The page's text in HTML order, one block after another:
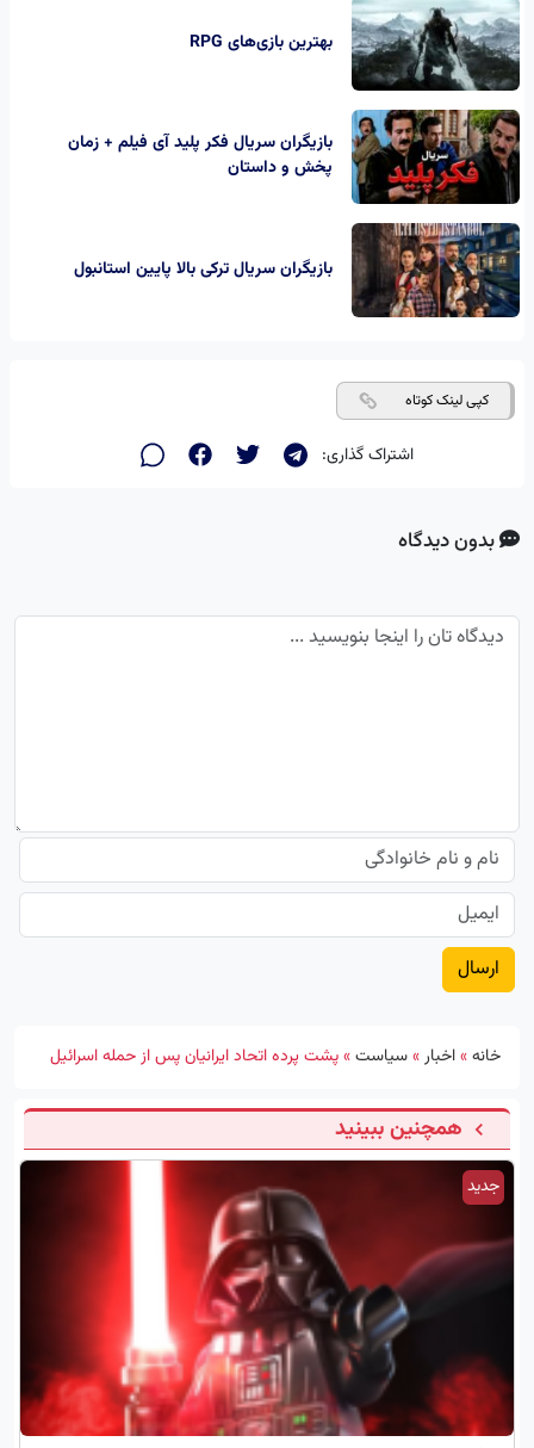
بهترین بازی‌های RPG
بازیگران سریال فکر پلید آی فیلم + زمان
پخش و داستان
بازیگران سریال ترکی بالا پایین استانبول
کپی لینک کوتاه
اشتراک گذاری:
بدون دیدگاه
خانه»اخبار»سیاست»پشت پرده اتحاد ایرانیان پس از حمله اسرائیل
همچنین ببینید
جدید